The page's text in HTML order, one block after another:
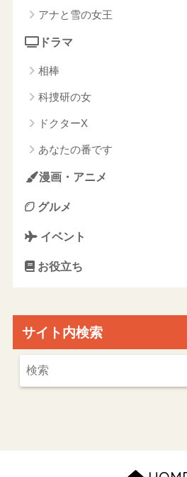
アナと雪の女王
ドラマ
相棒
科捜研の女
ドクターX
あなたの番です
漫画・アニメ
グルメ
イベント
お役立ち
サイト内検索